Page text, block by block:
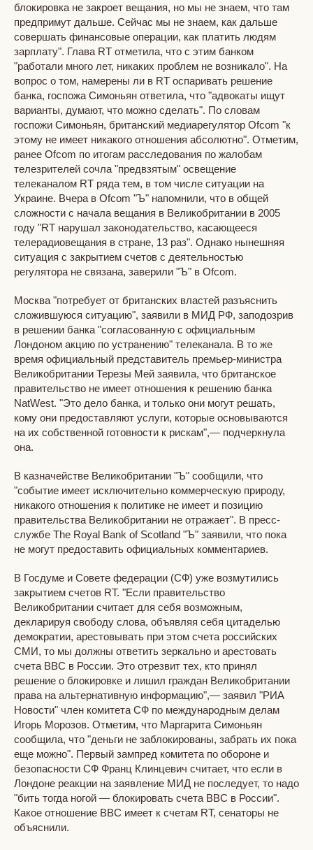
блокировка не закроет вещания, но мы не знаем, что там
предпримут дальше. Сейчас мы не знаем, как дальше
совершать финансовые операции, как платить людям
зарплату". Глава RT отметила, что с этим банком
"работали много лет, никаких проблем не возникало". На
вопрос о том, намерены ли в RT оспаривать решение
банка, госпожа Симоньян ответила, что "адвокаты ищут
варианты, думают, что можно сделать". По словам
госпожи Симоньян, британский медиарегулятор Ofcom "к
этому не имеет никакого отношения абсолютно". Отметим,
ранее Ofcom по итогам расследования по жалобам
телезрителей сочла "предвзятым" освещение
телеканалом RT ряда тем, в том числе ситуации на
Украине. Вчера в Ofcom "Ъ" напомнили, что в общей
сложности с начала вещания в Великобритании в 2005
году "RT нарушал законодательство, касающееся
телерадиовещания в стране, 13 раз". Однако нынешняя
ситуация с закрытием счетов с деятельностью
регулятора не связана, заверили "Ъ" в Ofcom.
Москва "потребует от британских властей разъяснить
сложившуюся ситуацию", заявили в МИД РФ, заподозрив
в решении банка "согласованную с официальным
Лондоном акцию по устранению" телеканала. В то же
время официальный представитель премьер-министра
Великобритании Терезы Мей заявила, что британское
правительство не имеет отношения к решению банка
NatWest. "Это дело банка, и только они могут решать,
кому они предоставляют услуги, которые основываются
на их собственной готовности к рискам",— подчеркнула
она.
В казначействе Великобритании "Ъ" сообщили, что
"событие имеет исключительно коммерческую природу,
никакого отношения к политике не имеет и позицию
правительства Великобритании не отражает". В пресс-
службе The Royal Bank of Scotland "Ъ" заявили, что пока
не могут предоставить официальных комментариев.
В Госдуме и Совете федерации (СФ) уже возмутились
закрытием счетов RT. "Если правительство
Великобритании считает для себя возможным,
декларируя свободу слова, объявляя себя цитаделью
демократии, арестовывать при этом счета российских
СМИ, то мы должны ответить зеркально и арестовать
счета BBC в России. Это отрезвит тех, кто принял
решение о блокировке и лишил граждан Великобритании
права на альтернативную информацию",— заявил "РИА
Новости" член комитета СФ по международным делам
Игорь Морозов. Отметим, что Маргарита Симоньян
сообщила, что "деньги не заблокированы, забрать их пока
еще можно". Первый зампред комитета по обороне и
безопасности СФ Франц Клинцевич считает, что если в
Лондоне реакции на заявление МИД не последует, то надо
"бить тогда ногой — блокировать счета BBC в России".
Какое отношение BBC имеет к счетам RT, сенаторы не
объяснили.